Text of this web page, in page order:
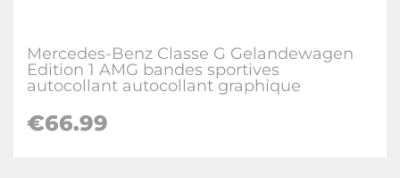
Mercedes-Benz Classe G Gelandewagen
Edition 1 AMG bandes sportives
autocollant autocollant graphique
€66.99